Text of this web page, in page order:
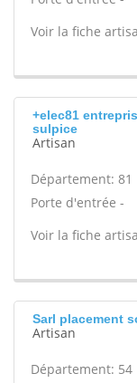
Voir la fiche
+elec81
sulpice
Artisan
Département: 81
Porte d'entrée -
Voir la fiche
Sarl placement
Artisan
Département: 54